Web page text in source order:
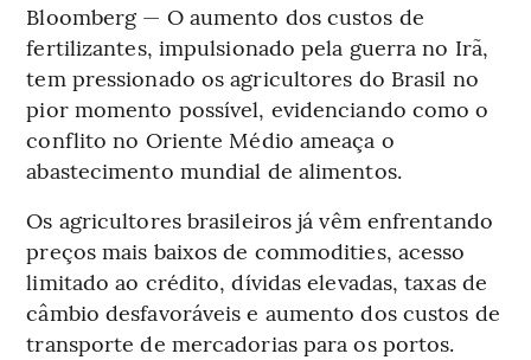
Bloomberg — O aumento dos custos de
fertilizantes, impulsionado pela guerra no Irã,
tem pressionado os agricultores do Brasil no
pior momento possível, evidenciando como o
conflito no Oriente Médio ameaça o
abastecimento mundial de alimentos.
Os agricultores brasileiros já vêm enfrentando
preços mais baixos de commodities, acesso
limitado ao crédito, dívidas elevadas, taxas de
câmbio desfavoráveis e aumento dos custos de
transporte de mercadorias para os portos.